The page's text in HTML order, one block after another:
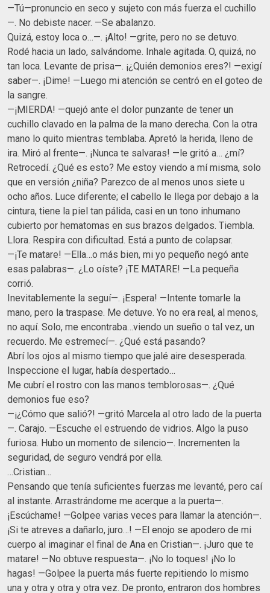
—Tú—pronuncio en seco y sujeto con más fuerza el cuchillo
—. No debiste nacer. —Se abalanzo.
Quizá, estoy loca o…—. ¡Alto! —grite, pero no se detuvo.
Rodé hacia un lado, salvándome. Inhale agitada. O, quizá, no
tan loca. Levante de prisa—. ¡¿Quién demonios eres?! —exigí
saber—. ¡Dime! —Luego mi atención se centró en el goteo de
la sangre.
—¡MIERDA! —quejó ante el dolor punzante de tener un
cuchillo clavado en la palma de la mano derecha. Con la otra
mano lo quito mientras temblaba. Apretó la herida, lleno de
ira. Miró al frente—. ¡Nunca te salvaras! —le gritó a… ¿mí?
Retrocedí. ¿Qué es esto? Me estoy viendo a mí misma, solo
que en versión ¿niña? Parezco de al menos unos siete u
ocho años. Luce diferente; el cabello le llega por debajo a la
cintura, tiene la piel tan pálida, casi en un tono inhumano
cubierto por hematomas en sus brazos delgados. Tiembla.
Llora. Respira con dificultad. Está a punto de colapsar.
—¡Te matare! —Ella…o más bien, mi yo pequeño negó ante
esas palabras—. ¿Lo oíste? ¡TE MATARE! —La pequeña
corrió.
Inevitablemente la seguí—. ¡Espera! —Intente tomarle la
mano, pero la traspase. Me detuve. Yo no era real, al menos,
no aquí. Solo, me encontraba…viendo un sueño o tal vez, un
recuerdo. Me estremecí—. ¿Qué está pasando?
Abrí los ojos al mismo tiempo que jalé aire desesperada.
Inspeccione el lugar, había despertado…
Me cubrí el rostro con las manos temblorosas—. ¿Qué
demonios fue eso?
—¡¿Cómo que salió?! —gritó Marcela al otro lado de la puerta
—. Carajo. —Escuche el estruendo de vidrios. Algo la puso
furiosa. Hubo un momento de silencio—. Incrementen la
seguridad, de seguro vendrá por ella.
…Cristian…
Pensando que tenía suficientes fuerzas me levanté, pero caí
al instante. Arrastrándome me acerque a la puerta—.
¡Escúchame! —Golpee varias veces para llamar la atención—.
¡Si te atreves a dañarlo, juro…! —El enojo se apodero de mi
cuerpo al imaginar el final de Ana en Cristian—. ¡Juro que te
matare! —No obtuve respuesta—. ¡No lo toques! ¡No lo
hagas! —Golpee la puerta más fuerte repitiendo lo mismo
una y otra y otra y otra vez. De pronto, entraron dos hombres